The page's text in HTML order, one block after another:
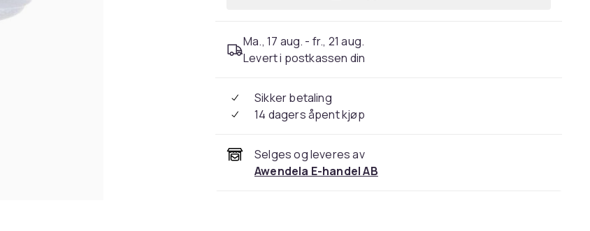
Ma., 17 aug. - fr., 21 aug.
Levert i postkassen din
Sikker betaling
14 dagers åpent kjøp
Selges og leveres av
Awendela E-handel AB